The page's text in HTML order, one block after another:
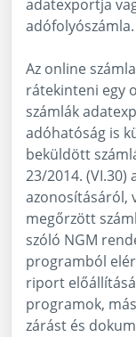
adatexportja
adófolyószámla.
Az online
rátekinteni egy
számlák
adóhatóság is
beküldött
23/2014. (VI.30)
azonosításáról,
megőrzött
szóló NGM
programból
riport
programok,
zárást és